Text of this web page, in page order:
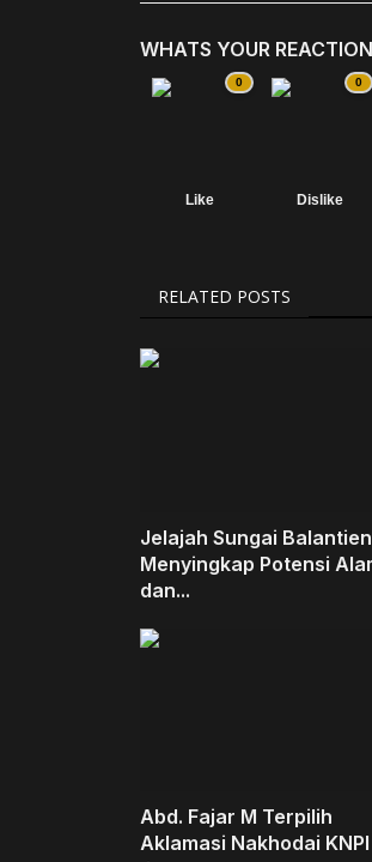
WHATS YOUR REACTION
0
Like
0
Dislike
RELATED POSTS
Jelajah Sungai
Menyingkap Potensi
dan...
Abd. Fajar M Terpilih
Aklamasi Nakhodai KNPI